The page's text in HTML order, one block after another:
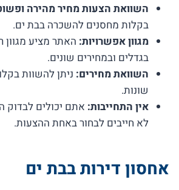
השוואת הצעות מחיר מהירה
בקלות מחסנים להשכרה בבת ים.
מגוון אפשרויות: האתר מציע
בגדלים ובמחירים שונים.
השוואת מחירים: ניתן להשוות
שונות.
אין התחייבות: אתם יכולים לבדוק
לא חייבים לבחור באחת ההצעות.
אחסון דירות בבת ים